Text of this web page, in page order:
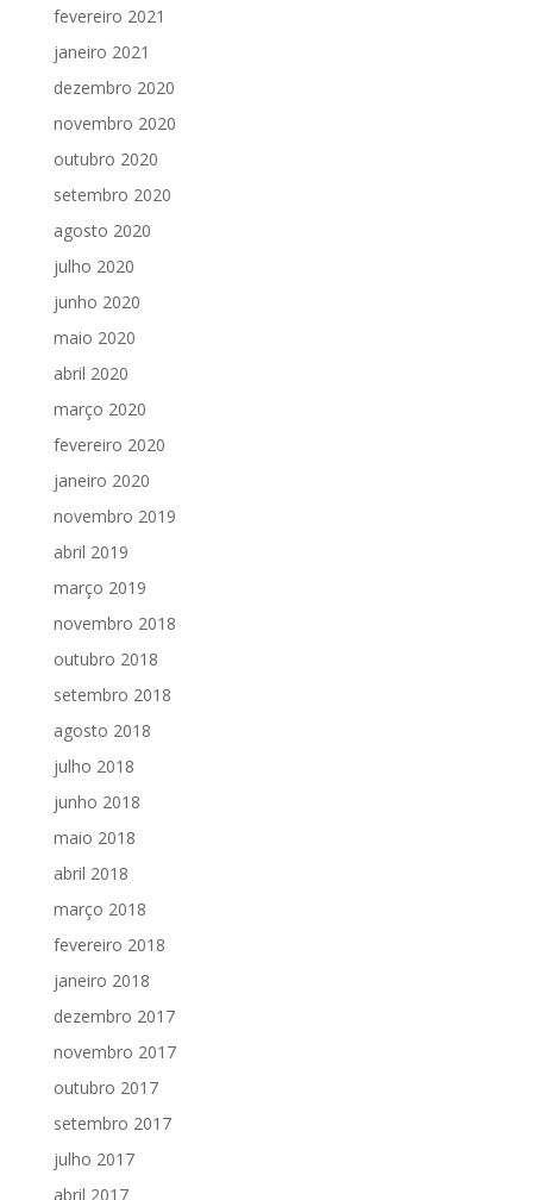
fevereiro 2021
janeiro 2021
dezembro 2020
novembro 2020
outubro 2020
setembro 2020
agosto 2020
julho 2020
junho 2020
maio 2020
abril 2020
março 2020
fevereiro 2020
janeiro 2020
novembro 2019
abril 2019
março 2019
novembro 2018
outubro 2018
setembro 2018
agosto 2018
julho 2018
junho 2018
maio 2018
abril 2018
março 2018
fevereiro 2018
janeiro 2018
dezembro 2017
novembro 2017
outubro 2017
setembro 2017
julho 2017
abril 2017